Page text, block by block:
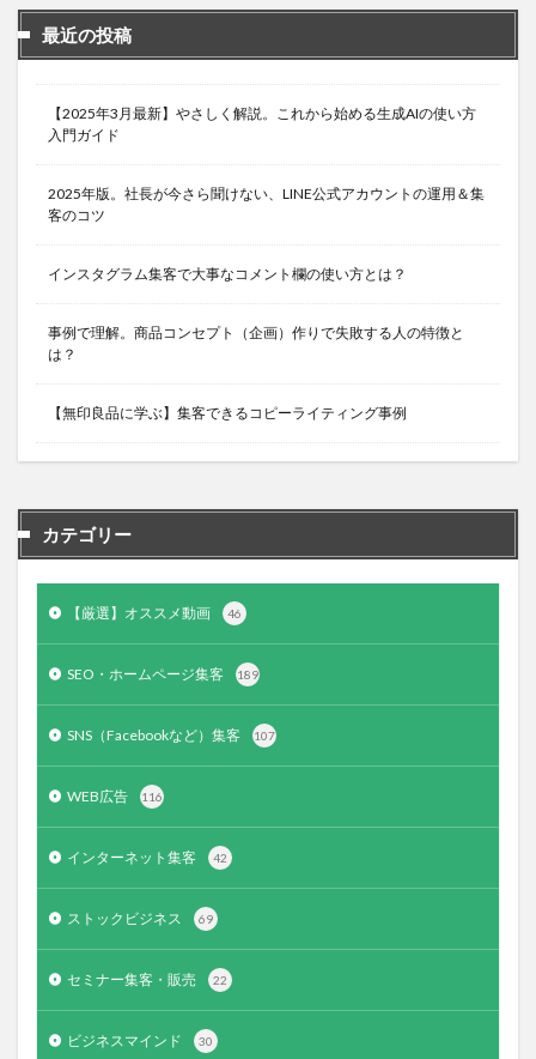
最近の投稿
【2025年3月最新】やさしく解説。これから始める生成AIの使い方
入門ガイド
2025年版。社長が今さら聞けない、LINE公式アカウントの運用＆集
客のコツ
インスタグラム集客で大事なコメント欄の使い方とは？
事例で理解。商品コンセプト（企画）作りで失敗する人の特徴と
は？
【無印良品に学ぶ】集客できるコピーライティング事例
カテゴリー
【厳選】オススメ動画 46
SEO・ホームページ集客 189
SNS（Facebookなど）集客 107
WEB広告 116
インターネット集客 42
ストックビジネス 69
セミナー集客・販売 22
ビジネスマインド 30